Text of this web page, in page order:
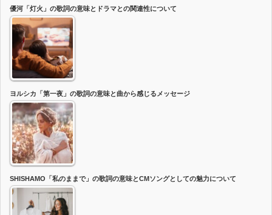
優河「灯火」の歌詞の意味とドラマとの関連性について
ヨルシカ「第一夜」の歌詞の意味と曲から感じるメッセージ
SHISHAMO「私のままで」の歌詞の意味とCMソングとしての魅力について